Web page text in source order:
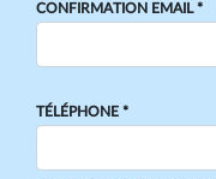
CONFIRMATION EMAIL *
TÉLÉPHONE *